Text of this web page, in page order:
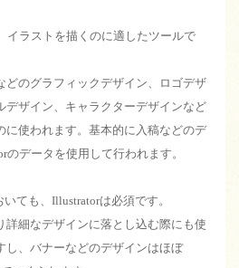
イラストを描くのに適したツールで
どのグラフィックデザイン、ロゴデザ
デザイン、キャラクターデザインなど
に使われます。基本的に入稿などのデ
データを使用して行われます。
ても、Illustratorは必須です。
詳細なデザインに落とし込む際にも使
し、バナーなどのデザインはほぼ